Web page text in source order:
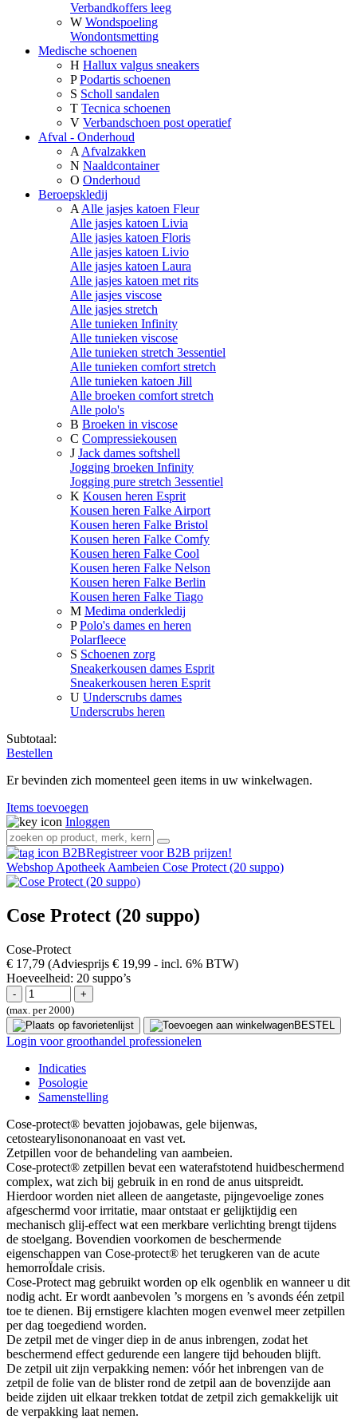
Verbandkoffers leeg
W Wondspoeling
Wondontsmetting
Medische schoenen
H Hallux valgus sneakers
P Podartis schoenen
S Scholl sandalen
T Tecnica schoenen
V Verbandschoen post operatief
Afval - Onderhoud
A Afvalzakken
N Naaldcontainer
O Onderhoud
Beroepskledij
A Alle jasjes katoen Fleur
Alle jasjes katoen Livia
Alle jasjes katoen Floris
Alle jasjes katoen Livio
Alle jasjes katoen Laura
Alle jasjes katoen met rits
Alle jasjes viscose
Alle jasjes stretch
Alle tunieken Infinity
Alle tunieken viscose
Alle tunieken stretch 3essentiel
Alle tunieken comfort stretch
Alle tunieken katoen Jill
Alle broeken comfort stretch
Alle polo's
B Broeken in viscose
C Compressiekousen
J Jack dames softshell
Jogging broeken Infinity
Jogging pure stretch 3essentiel
K Kousen heren Esprit
Kousen heren Falke Airport
Kousen heren Falke Bristol
Kousen heren Falke Comfy
Kousen heren Falke Cool
Kousen heren Falke Nelson
Kousen heren Falke Berlin
Kousen heren Falke Tiago
M Medima onderkledij
P Polo's dames en heren
Polarfleece
S Schoenen zorg
Sneakerkousen dames Esprit
Sneakerkousen heren Esprit
U Underscrubs dames
Underscrubs heren
Subtotaal:
Bestellen
Er bevinden zich momenteel geen items in uw winkelwagen.
Items toevoegen
Inloggen
Registreer voor B2B prijzen!
Webshop Apotheek Aambeien Cose Protect (20 suppo)
Cose Protect (20 suppo)
Cose-Protect
€ 17,79 (Adviesprijs € 19,99 - incl. 6% BTW)
Hoeveelheid: 20 suppo’s
(max. per 2000)
BESTEL
Login voor groothandel professionelen
Indicaties
Posologie
Samenstelling
Cose-protect® bevatten jojobawas, gele bijenwas,
cetostearylisononanoaat en vast vet.
Zetpillen voor de behandeling van aambeien.
Cose-protect® zetpillen bevat een waterafstotend huidbeschermend
complex, wat zich bij gebruik in en rond de anus uitspreidt.
Hierdoor worden niet alleen de aangetaste, pijngevoelige zones
afgeschermd voor irritatie, maar ontstaat er gelijktijdig een
mechanisch glij-effect wat een merkbare verlichting brengt tijdens
de stoelgang. Bovendien voorkomen de beschermende
eigenschappen van Cose-protect® het terugkeren van de acute
hemorroÏdale crisis.
Cose-Protect mag gebruikt worden op elk ogenblik en wanneer u dit
nodig acht. Er wordt aanbevolen ’s morgens en ’s avonds één zetpil
toe te dienen. Bij ernstigere klachten mogen evenwel meer zetpillen
per dag toegediend worden.
De zetpil met de vinger diep in de anus inbrengen, zodat het
beschermend effect gedurende een langere tijd behouden blijft.
De zetpil uit zijn verpakking nemen: vóór het inbrengen van de
zetpil de folie van de blister rond de zetpil aan de bovenzijde aan
beide zijden uit elkaar trekken totdat de zetpil zich gemakkelijk uit
de verpakking laat nemen.